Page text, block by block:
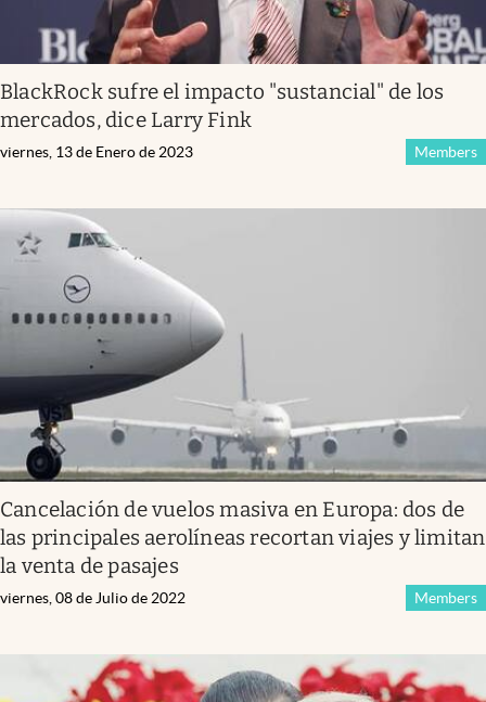
BlackRock sufre el impacto "sustancial" de los
mercados, dice Larry Fink
Members
viernes, 13 de Enero de 2023
Cancelación de vuelos masiva en Europa: dos de
las principales aerolíneas recortan viajes y limitan
la venta de pasajes
Members
viernes, 08 de Julio de 2022